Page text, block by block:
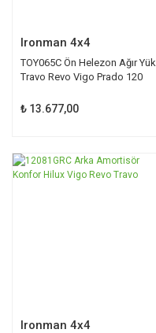
Ironman 4x4
TOY065C Ön Helezon Ağır Yük
Travo Revo Vigo Prado 120
₺ 13.677,00
Ironman 4x4